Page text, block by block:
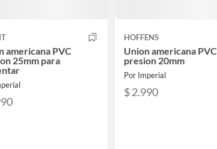
americana PVC
25mm para
HOFFENS
Union americana PVC
presion 20mm
Por Imperial
$ 2.990